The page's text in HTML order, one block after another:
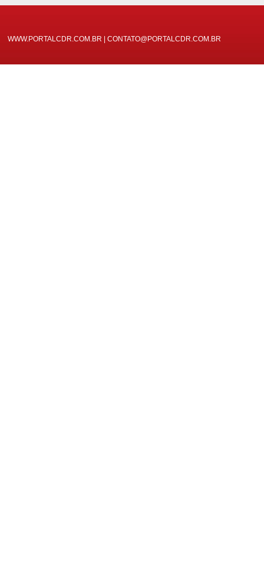
WWW.PORTALCDR.COM.BR | CONTATO@PORTALCDR.COM.BR